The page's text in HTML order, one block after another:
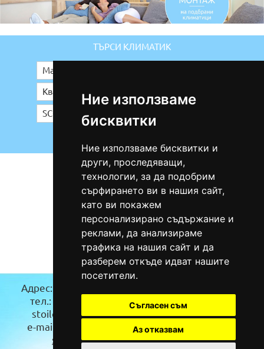
Ние използваме
бисквитки
Ние използваме бисквитки и
други, проследяващи,
технологии, за да подобрим
сърфирането ви в нашия сайт,
като ви покажем
персонализирано съдържание и
реклами, да анализираме
трафика на нашия сайт и да
разберем откъде идват нашите
посетители.
Съгласен съм
Аз отказвам
ТЪРСИ КЛИМАТИК
Адрес:
тел.: 0885/94 36 46
stoilov_ood@abv.bg
e-mail:
stoilov.com
тел.: 0888/624 464
stoilovi_eood@abv.bg